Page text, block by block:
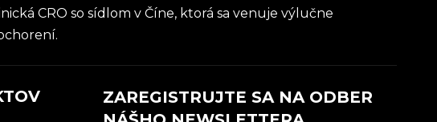
CRO so sídlom v Číne, ktorá sa venuje výlučne
ZAREGISTRUJTE SA NA ODBER